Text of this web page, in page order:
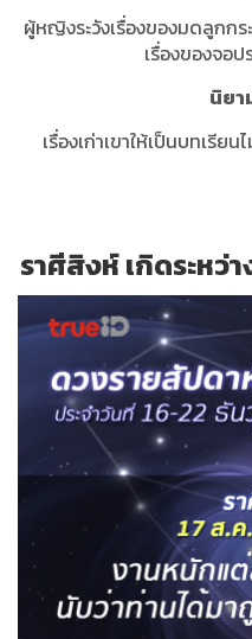
ผู้หญิงระวังเรื่องของมดลูกกร
เรื่องของจอ
นิย
เรื่องเก่าเขาให้เป็นบทเรีย
ราศีสิงห์ เกิดระหว่